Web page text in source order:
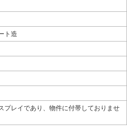
ト造
プレイであり、物件に付帯しておりませ